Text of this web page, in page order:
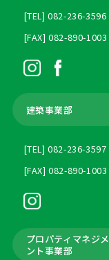
[TEL] 082-236-3596
[FAX] 082-890-1003
建築事業部
[TEL] 082-236-3597
[FAX] 082-890-1003
プロパティマネジメ
ント事業部